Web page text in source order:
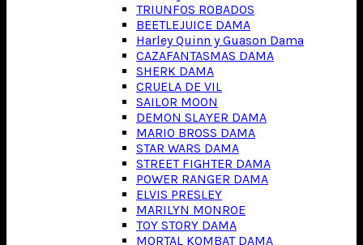
TRIUNFOS ROBADOS
BEETLEJUICE DAMA
Harley Quinn y Guason Dama
CAZAFANTASMAS DAMA
SHERK DAMA
CRUELA DE VIL
SAILOR MOON
DEMON SLAYER DAMA
MARIO BROSS DAMA
STAR WARS DAMA
STREET FIGHTER DAMA
POWER RANGER DAMA
ELVIS PRESLEY
MARILYN MONROE
TOY STORY DAMA
MORTAL KOMBAT DAMA